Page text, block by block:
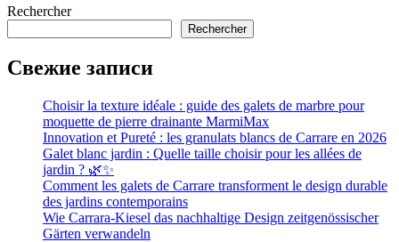
Rechercher
Rechercher
Свежие записи
Choisir la texture idéale : guide des galets de marbre pour
moquette de pierre drainante MarmiMax
Innovation et Pureté : les granulats blancs de Carrare en 2026
Galet blanc jardin : Quelle taille choisir pour les allées de
jardin ? 🌿✨
Comment les galets de Carrare transforment le design durable
des jardins contemporains
Wie Carrara-Kiesel das nachhaltige Design zeitgenössischer
Gärten verwandeln